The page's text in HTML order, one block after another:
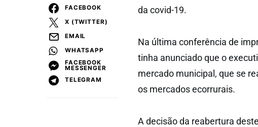
FACEBOOK
X (TWITTER)
EMAIL
WHATSAPP
FACEBOOK
MESSENGER
TELEGRAM
da covid-19.
Na última conferência de
tinha anunciado que o
mercado municipal, que se
os mercados ecorrurais.
A decisão da reabertura